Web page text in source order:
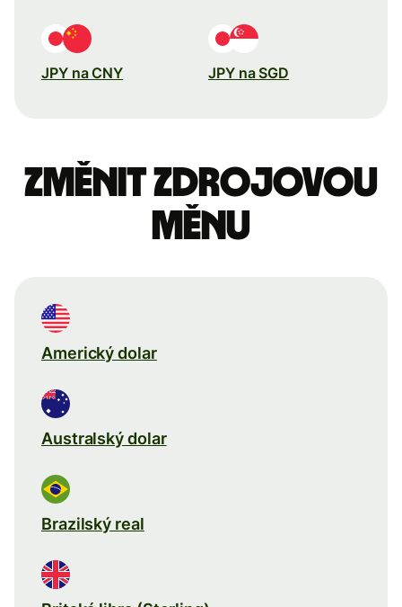
JPY na CNY JPY na SGD
Změnit zdrojovou
měnu
Americký dolar
Australský dolar
Brazilský real